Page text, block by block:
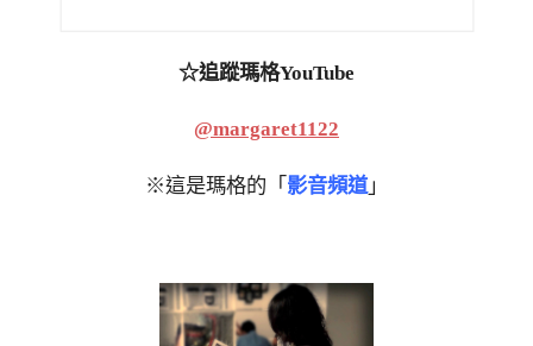
☆追蹤瑪格YouTube
@margaret1122
※這是瑪格的「 影音頻道」